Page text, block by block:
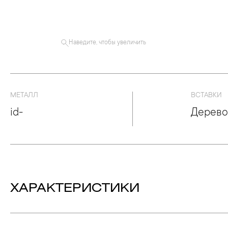
Наведите, чтобы увеличить
МЕТАЛЛ
id-
ВСТАВКИ
Дерево
ХАРАКТЕРИСТИКИ